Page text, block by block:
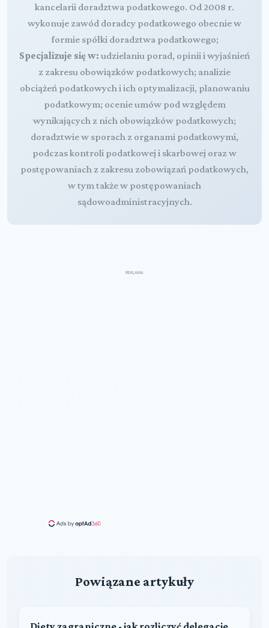
kancelarii doradztwa podatkowego. Od 2008 r.
wykonuje zawód doradcy podatkowego obecnie w
formie spółki doradztwa podatkowego;
Specjalizuje się w: udzielaniu porad, opinii i wyjaśnień
z zakresu obowiązków podatkowych; analizie
obciążeń podatkowych i ich optymalizacji, planowaniu
podatkowym; ocenie umów pod względem
wynikających z nich obowiązków podatkowych;
doradztwie w sporach z organami podatkowymi,
podczas kontroli podatkowej i skarbowej oraz w
postępowaniach z zakresu zobowiązań podatkowych,
w tym także w postępowaniach
sądowoadministracyjnych.
REKLAMA
Powiązane artykuły